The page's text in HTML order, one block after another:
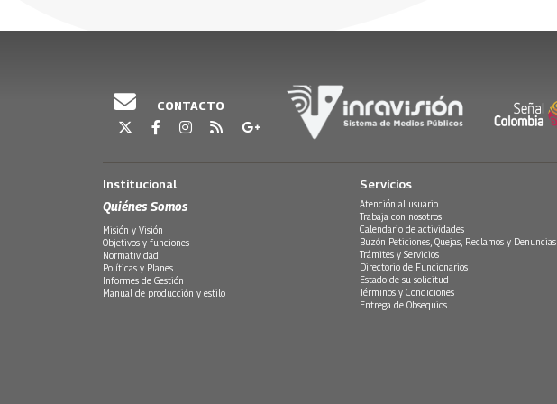
CONTACTO
Institucional
Quiénes Somos
Misión y Visión
Objetivos y funciones
Normatividad
Políticas y Planes
Informes de Gestión
Manual de producción y estilo
Servicios
Atención al usuario
Trabaja con nosotros
Calendario de actividades
Buzón Peticiones, Quejas, Reclamos y Denuncias
Trámites y Servicios
Directorio de Funcionarios
Estado de su solicitud
Términos y Condiciones
Entrega de Obsequios